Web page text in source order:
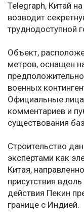
Telegraph, Китай
возводит
труднодоступной
Объект,
метров, оснащен
военных
Официальные
комментариев и
существования
Строительство
экспертами как
Китая,
присутствия
действия Пекин
границе с Индией.